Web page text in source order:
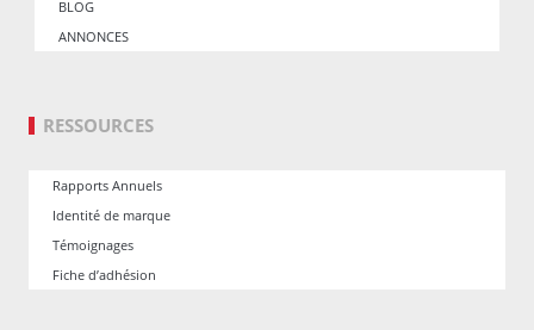
BLOG
ANNONCES
RESSOURCES
Rapports Annuels
Identité de marque
Témoignages
Fiche d’adhésion